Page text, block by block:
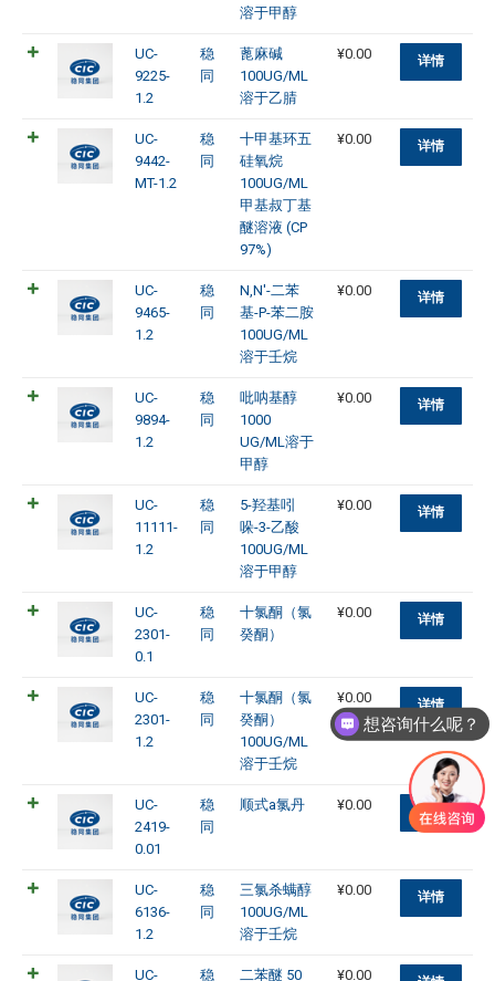
溶于甲醇
UC-
9225-
1.2
稳
同
蓖麻碱
100UG/ML
溶于乙腈
¥0.00 详情
UC-
9442-
MT-1.2
稳
同
十甲基环五
硅氧烷
100UG/ML
甲基叔丁基
醚溶液 (CP
97%)
¥0.00 详情
UC-
9465-
1.2
稳
同
N,N'-二苯
基-P-苯二胺
100UG/ML
溶于壬烷
¥0.00 详情
UC-
9894-
1.2
稳
同
吡呐基醇
1000
UG/ML溶于
甲醇
¥0.00 详情
UC-
11111-
1.2
稳
同
5-羟基吲
哚-3-乙酸
100UG/ML
溶于甲醇
¥0.00 详情
UC-
2301-
0.1
稳
同
十氯酮（氯
癸酮）
¥0.00 详情
UC-
2301-
1.2
稳
同
十氯酮（氯
癸酮）
100UG/ML
溶于壬烷
¥0.00 详情
UC-
2419-
0.01
稳
同
顺式a氯丹 ¥0.00 详情
UC-
6136-
1.2
稳
同
三氯杀螨醇
100UG/ML
溶于壬烷
¥0.00 详情
UC-
稳
二苯醚 50
¥0.00
想咨询什么呢？